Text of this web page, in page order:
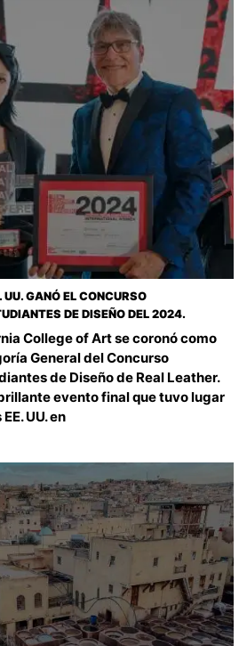
GANÓ EL CONCURSO
DE DISEÑO DEL 2024.
College of Art se coronó como
General del Concurso
de Diseño de Real Leather.
evento final que tuvo lugar
UU. en